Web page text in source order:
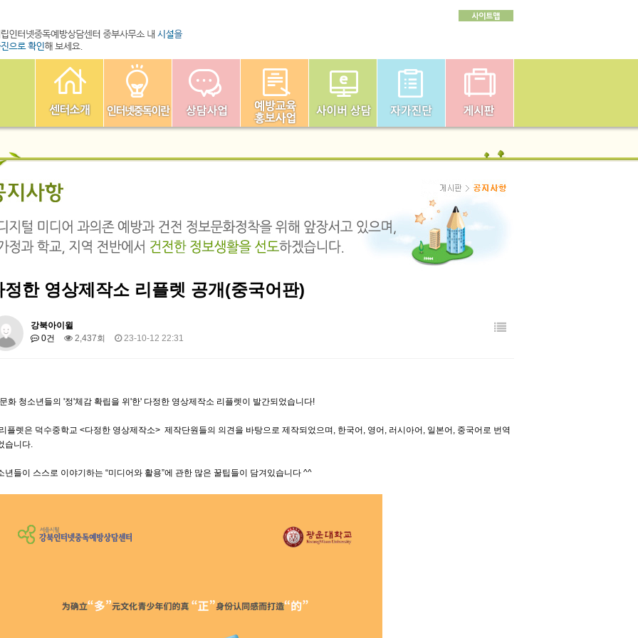
정한 영상제작소 리플렛 공개(중국어판)
강북아이윌
0건
2,437회 23-10-12 22:31
화 청소년들의 '정'체감 확립을 위'한' 다정한 영상제작소 리플렛이 발간되었습니다!
플렛은 덕수중학교 <다정한 영상제작소> 제작단원들의 의견을 바탕으로 제작되었으며, 한국어, 영어, 러시아어, 일본어, 중국어로 번역
습니다.
년들이 스스로 이야기하는 “미디어와 활용”에 관한 많은 꿀팁들이 담겨있습니다 ^^